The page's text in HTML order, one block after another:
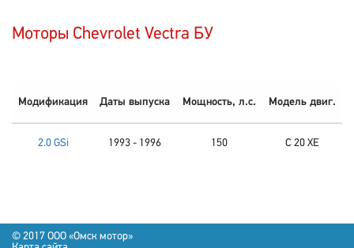
Моторы Chevrolet Vectra БУ
Модификация Даты выпуска Мощность, л.с. Модель двиг.
2.0 GSi 1993 - 1996 150 C 20 XE
© 2017 OOO «Омск мотор»